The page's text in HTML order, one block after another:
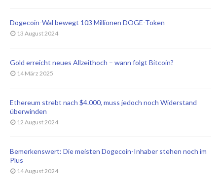
Dogecoin-Wal bewegt 103 Millionen DOGE-Token
13 August 2024
Gold erreicht neues Allzeithoch – wann folgt Bitcoin?
14 März 2025
Ethereum strebt nach $4.000, muss jedoch noch Widerstand
überwinden
12 August 2024
Bemerkenswert: Die meisten Dogecoin-Inhaber stehen noch im
Plus
14 August 2024